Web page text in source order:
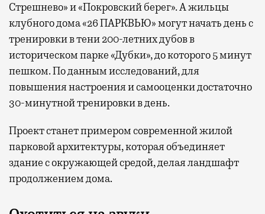
Стрешнево» и «Покровский берег». А жильцы
клубного дома «26 ПАРКВЬЮ» могут начать день с
тренировки в тени 200-летних дубов в
историческом парке «Дубки», до которого 5 минут
пешком. По данным исследований, для
повышения настроения и самооценки достаточно
30-минутной тренировки в день.
Проект станет примером современной жилой
парковой архитектуры, которая объединяет
здание с окружающей средой, делая ландшафт
продолжением дома.